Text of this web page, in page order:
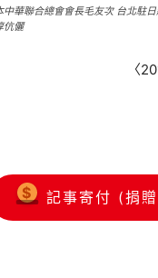
中華聯合總會會長毛友次 台北駐
伉儷
〈
記事寄付 (捐